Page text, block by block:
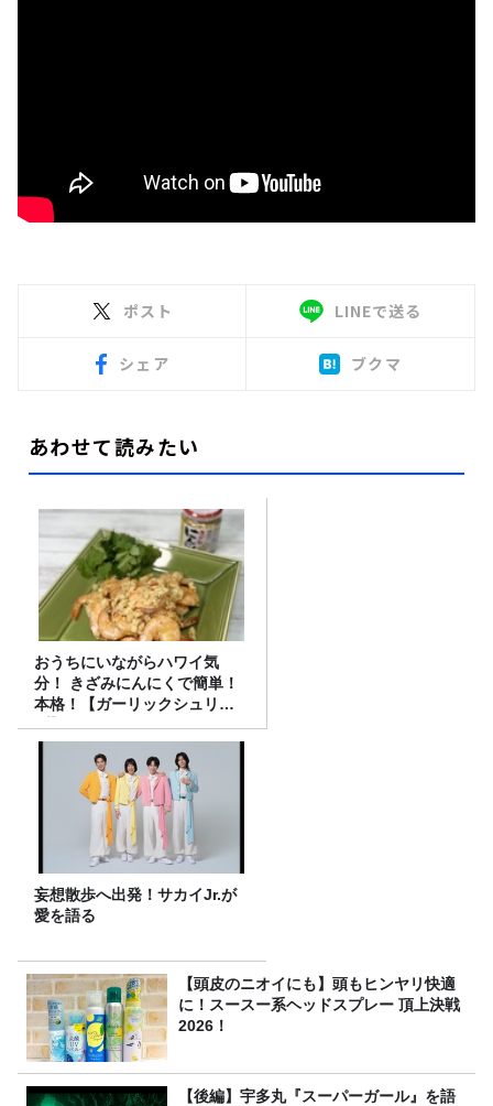
ポスト LINEで送る
シェア ブクマ
あわせて読みたい
おうちにいながらハワイ気
分！ きざみにんにくで簡単！
本格！【ガーリックシュリン
プ】 桃屋のかんたんレシピ
妄想散歩へ出発！サカイJr.が
愛を語る
【頭皮のニオイにも】頭もヒンヤリ快適
に！スースー系ヘッドスプレー 頂上決戦
2026！
【後編】宇多丸『スーパーガール』を語